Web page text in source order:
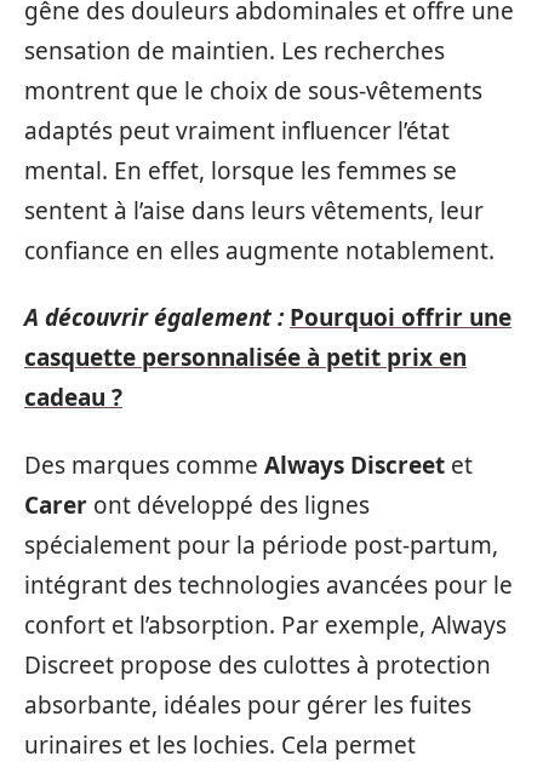
gêne des douleurs abdominales et offre une
sensation de maintien. Les recherches
montrent que le choix de sous-vêtements
adaptés peut vraiment influencer l’état
mental. En effet, lorsque les femmes se
sentent à l’aise dans leurs vêtements, leur
confiance en elles augmente notablement.
A découvrir également : Pourquoi offrir une
casquette personnalisée à petit prix en
cadeau ?
Des marques comme Always Discreet et
Carer ont développé des lignes
spécialement pour la période post-partum,
intégrant des technologies avancées pour le
confort et l’absorption. Par exemple, Always
Discreet propose des culottes à protection
absorbante, idéales pour gérer les fuites
urinaires et les lochies. Cela permet